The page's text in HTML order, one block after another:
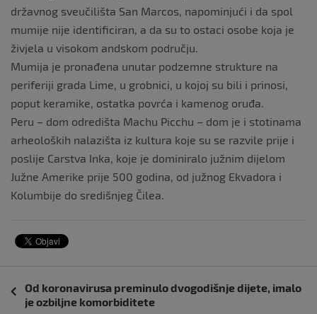
državnog sveučilišta San Marcos, napominjući i da spol
mumije nije identificiran, a da su to ostaci osobe koja je
živjela u visokom andskom području.
Mumija je pronađena unutar podzemne strukture na
periferiji grada Lime, u grobnici, u kojoj su bili i prinosi,
poput keramike, ostatka povrća i kamenog oruđa.
Peru – dom odredišta Machu Picchu – dom je i stotinama
arheoloških nalazišta iz kultura koje su se razvile prije i
poslije Carstva Inka, koje je dominiralo južnim dijelom
Južne Amerike prije 500 godina, od južnog Ekvadora i
Kolumbije do središnjeg Čilea.
objava
Od koronavirusa preminulo dvogodišnje dijete, imalo
je ozbiljne komorbiditete